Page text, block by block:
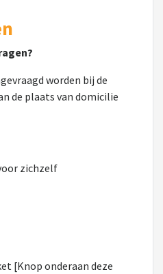
worden bij de
de plaats van domicilie
zichzelf
[Knop onderaan deze